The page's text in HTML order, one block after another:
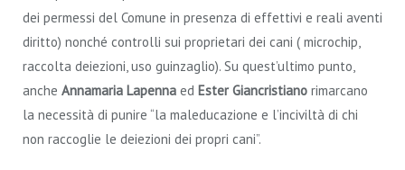
dei permessi del Comune in presenza di effettivi e reali aventi
diritto) nonché controlli sui proprietari dei cani ( microchip,
raccolta deiezioni, uso guinzaglio). Su quest’ultimo punto,
anche Annamaria Lapenna ed Ester Giancristiano rimarcano
la necessità di punire “la maleducazione e l’inciviltà di chi
non raccoglie le deiezioni dei propri cani”.